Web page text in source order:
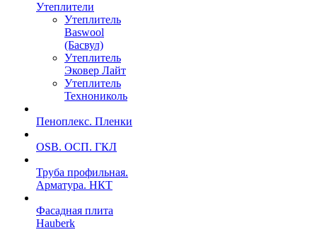
Утеплители
Утеплитель
Baswool
(Басвул)
Утеплитель
Эковер Лайт
Утеплитель
Технониколь
Пеноплекс. Пленки
OSB. ОСП. ГКЛ
Труба профильная.
Арматура. НКТ
Фасадная плита
Hauberk